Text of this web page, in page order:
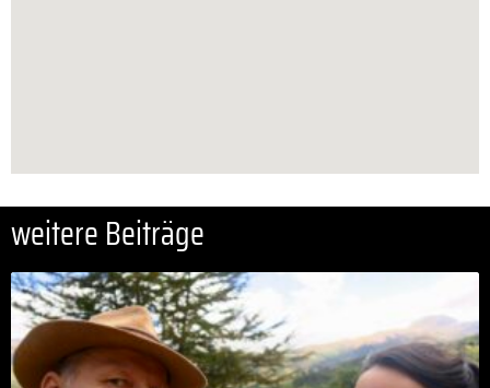
weitere Beiträge